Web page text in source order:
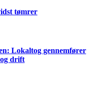
tømrer
Lokaltog gennemfører
drift